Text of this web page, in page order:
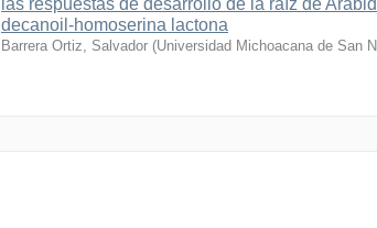
las respuestas de desarrollo de la raíz de
decanoil-homoserina lactona
Barrera Ortiz, Salvador (Universidad Michoacana de San